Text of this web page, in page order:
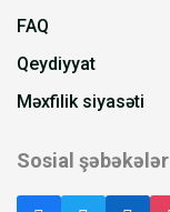
FAQ
Qeydiyyat
Məxfilik siyasəti
Sosial şəbəkələr